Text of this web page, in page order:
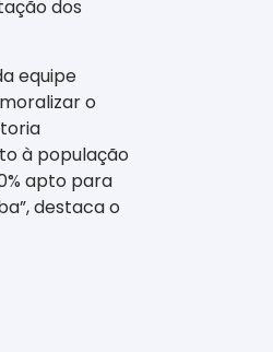
dos
equipe
o
à população
apto para
destaca o